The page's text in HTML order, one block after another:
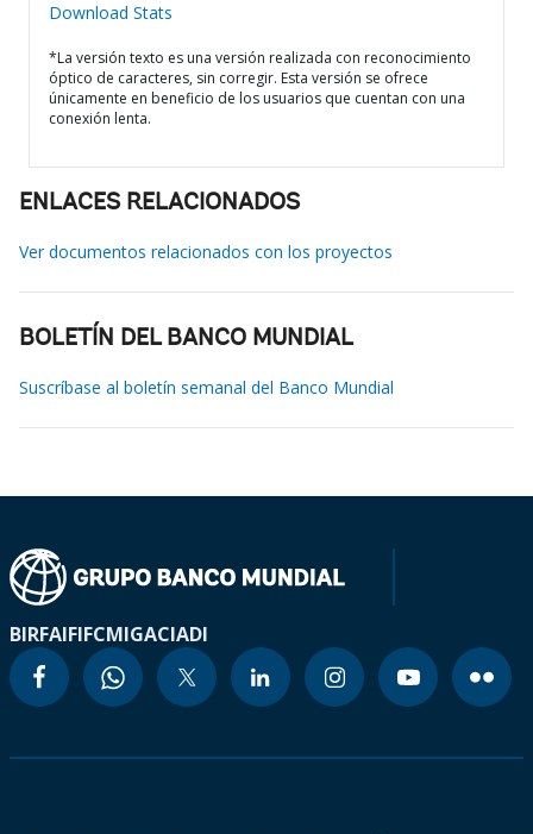
Download Stats
*La versión texto es una versión realizada con reconocimiento
óptico de caracteres, sin corregir. Esta versión se ofrece
únicamente en beneficio de los usuarios que cuentan con una
conexión lenta.
ENLACES RELACIONADOS
Ver documentos relacionados con los proyectos
BOLETÍN DEL BANCO MUNDIAL
Suscríbase al boletín semanal del Banco Mundial
BIRFAIFIFCMIGACIADI